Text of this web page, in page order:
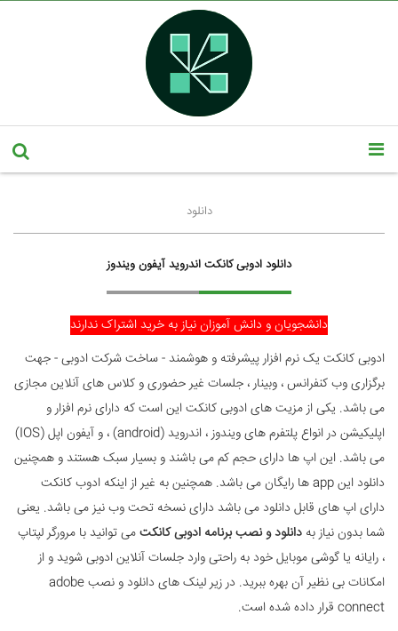
دانلود
دانلود ادوبی کانکت اندروید آیفون ویندوز
دانشجویان و دانش آموزان نیاز به خرید اشتراک ندارند
ادوبی کانکت یک نرم افزار پیشرفته و هوشمند - ساخت شرکت ادوبی - جهت
برگزاری وب کنفرانس ، وبینار ، جلسات غیر حضوری و کلاس های آنلاین مجازی
می باشد. یکی از مزیت های ادوبی کانکت این است که دارای نرم افزار و
اپلیکیشن در انواع پلتفرم های ویندوز ، اندروید (android) ، و آیفون اپل (IOS)
می باشد. این اپ ها دارای حجم کم می باشند و بسیار سبک هستند و همچنین
دانلود این app ها رایگان می باشد. همچنین به غیر از اینکه ادوب کانکت
دارای اپ های قابل دانلود می باشد دارای نسخه تحت وب نیز می باشد. یعنی
شما بدون نیاز به دانلود و نصب برنامه ادوبی کانکتمی توانید با مرورگر لپتاپ
، رایانه یا گوشی موبایل خود به راحتی وارد جلسات آنلاین ادوبی شوید و از
امکانات بی نظیر آن بهره ببرید. در زیر لینک های دانلود و نصب adobe
connect قرار داده شده است.